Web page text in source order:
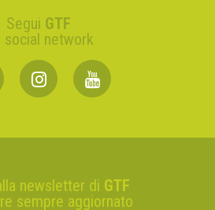
Segui GTF
social network
newsletter di GTF
sempre aggiornato